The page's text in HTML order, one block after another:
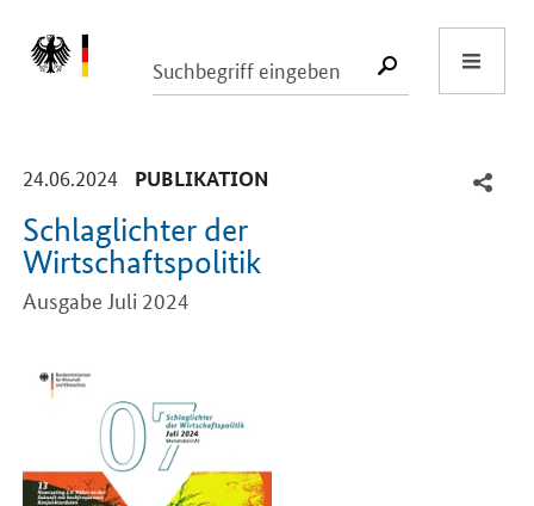
SUCHE
24.06.2024 -
PUBLIKATION
Schlaglichter der
Wirtschaftspolitik
Ausgabe Juli 2024
Einleitung